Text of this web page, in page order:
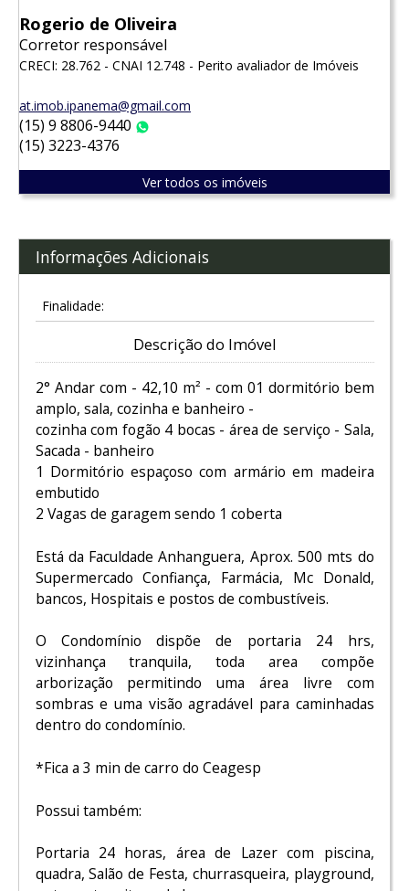
Rogerio de Oliveira
Corretor responsável
CRECI: 28.762 - CNAI 12.748 - Perito avaliador de Imóveis
at.imob.ipanema@gmail.com
(15) 9 8806-9440
(15) 3223-4376
Ver todos os imóveis
Informações Adicionais
Finalidade:
Descrição do Imóvel
2° Andar com - 42,10 m² - com 01 dormitório bem
amplo, sala, cozinha e banheiro -
cozinha com fogão 4 bocas - área de serviço - Sala,
Sacada - banheiro
1 Dormitório espaçoso com armário em madeira
embutido
2 Vagas de garagem sendo 1 coberta
Está da Faculdade Anhanguera, Aprox. 500 mts do
Supermercado Confiança, Farmácia, Mc Donald,
bancos, Hospitais e postos de combustíveis.
O Condomínio dispõe de portaria 24 hrs,
vizinhança tranquila, toda area compõe
arborização permitindo uma área livre com
sombras e uma visão agradável para caminhadas
dentro do condomínio.
*Fica a 3 min de carro do Ceagesp
Possui também:
Portaria 24 horas, área de Lazer com piscina,
quadra, Salão de Festa, churrasqueira, playground,